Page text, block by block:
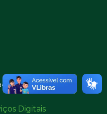
IMA
Digitais